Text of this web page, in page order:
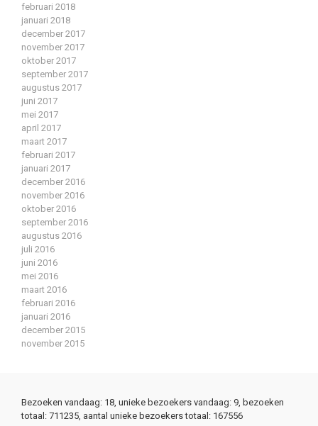
februari 2018
januari 2018
december 2017
november 2017
oktober 2017
september 2017
augustus 2017
juni 2017
mei 2017
april 2017
maart 2017
februari 2017
januari 2017
december 2016
november 2016
oktober 2016
september 2016
augustus 2016
juli 2016
juni 2016
mei 2016
maart 2016
februari 2016
januari 2016
december 2015
november 2015
Bezoeken vandaag: 18, unieke bezoekers vandaag: 9, bezoeken
totaal: 711235, aantal unieke bezoekers totaal: 167556